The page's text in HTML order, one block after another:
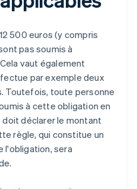
500 euros (y compris
pas soumis à
vaut également
par exemple deux
Toutefois, toute personne
à cette obligation en
déclarer le montant
règle, qui constitue un
l'obligation, sera